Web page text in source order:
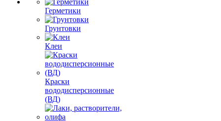
Герметики
Грунтовки
Клеи
Краски
вододисперсионные
(ВД)